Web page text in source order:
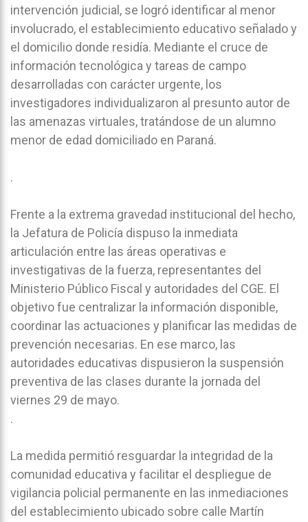
intervención judicial, se logró identificar al menor
involucrado, el establecimiento educativo señalado y
el domicilio donde residía. Mediante el cruce de
información tecnológica y tareas de campo
desarrolladas con carácter urgente, los
investigadores individualizaron al presunto autor de
las amenazas virtuales, tratándose de un alumno
menor de edad domiciliado en Paraná.
.
Frente a la extrema gravedad institucional del hecho,
la Jefatura de Policía dispuso la inmediata
articulación entre las áreas operativas e
investigativas de la fuerza, representantes del
Ministerio Público Fiscal y autoridades del CGE. El
objetivo fue centralizar la información disponible,
coordinar las actuaciones y planificar las medidas de
prevención necesarias. En ese marco, las
autoridades educativas dispusieron la suspensión
preventiva de las clases durante la jornada del
viernes 29 de mayo.
.
La medida permitió resguardar la integridad de la
comunidad educativa y facilitar el despliegue de
vigilancia policial permanente en las inmediaciones
del establecimiento ubicado sobre calle Martín